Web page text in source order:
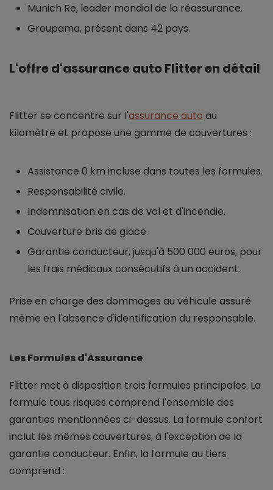
Munich Re, leader mondial de la réassurance.
Groupama, présent dans 42 pays.
L'offre d'assurance auto Flitter en détail
Flitter se concentre sur l'assurance auto au
kilomètre et propose une gamme de couvertures :
Assistance 0 km incluse dans toutes les formules.
Responsabilité civile.
Indemnisation en cas de vol et d'incendie.
Couverture bris de glace.
Garantie conducteur, jusqu'à 500 000 euros, pour
les frais médicaux consécutifs à un accident.
Prise en charge des dommages au véhicule assuré
même en l'absence d'identification du responsable.
Les Formules d'Assurance
Flitter met à disposition trois formules principales. La
formule tous risques comprend l'ensemble des
garanties mentionnées ci-dessus. La formule confort
inclut les mêmes couvertures, à l'exception de la
garantie conducteur. Enfin, la formule au tiers
comprend :